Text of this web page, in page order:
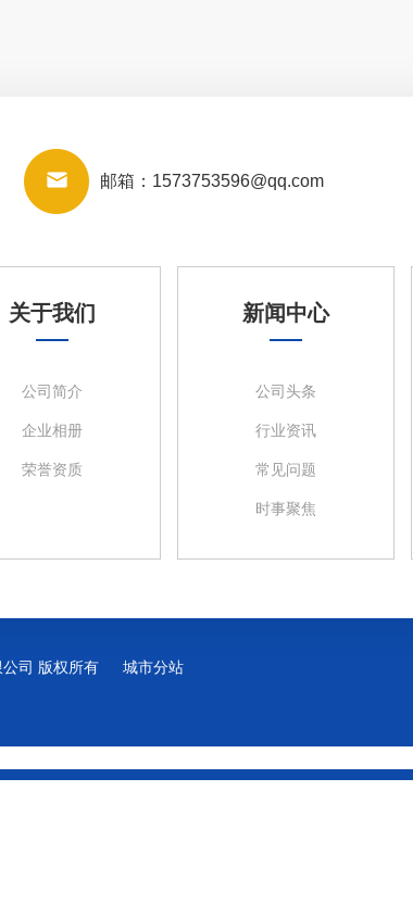
邮箱： 1573753596@qq.com
关于我们
公司简介
企业相册
荣誉资质
新闻中心
公司头条
行业资讯
常见问题
时事聚焦
公司 版权所有 城市分站
城市分站